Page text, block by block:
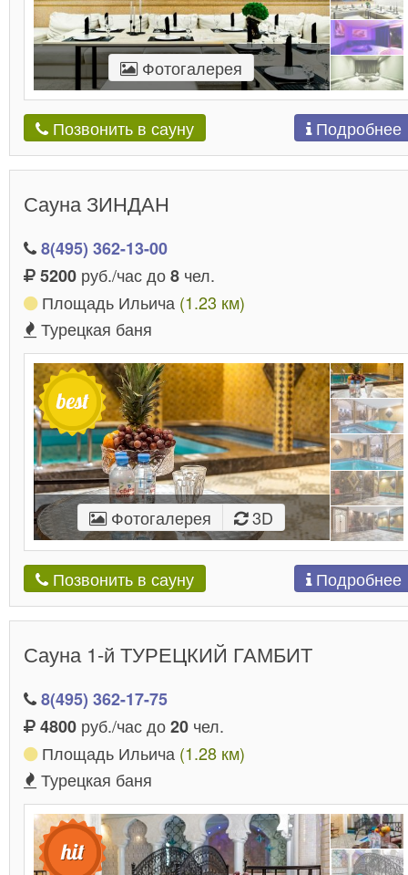
Фотогалерея
Позвонить в сауну Подробнее
Сауна ЗИНДАН
8(495) 362-13-00
5200 руб./час до8 чел.
Площадь Ильича (1.23 км)
Турецкая баня
Фотогалерея 3D
Позвонить в сауну Подробнее
Сауна 1-й ТУРЕЦКИЙ ГАМБИТ
8(495) 362-17-75
4800 руб./час до20 чел.
Площадь Ильича (1.28 км)
Турецкая баня